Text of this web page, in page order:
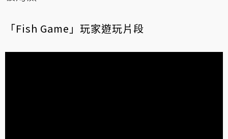
「Fish Game」玩家遊玩片段